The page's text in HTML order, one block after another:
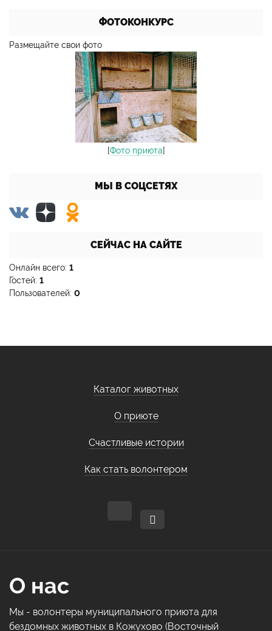
ФОТОКОНКУРС
Размещайте свои фото
[Фото приюта]
МЫ В СОЦСЕТЯХ
СЕЙЧАС НА САЙТЕ
Онлайн всего: 1
Гостей: 1
Пользователей: 0
Каталог животных
О приюте
Счастливые истории
Как стать волонтером
О нас
Мы - волонтеры муниципального приюта для
бездомных животных в Кожухово (Восточный